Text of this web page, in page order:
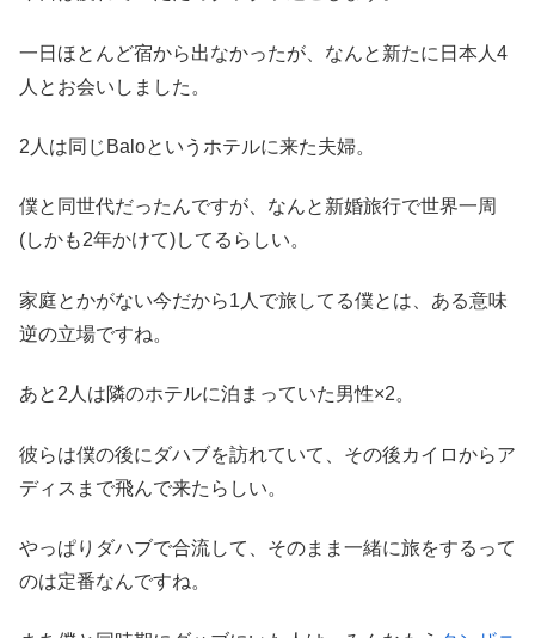
一日ほとんど宿から出なかったが、なんと新たに日本人4
人とお会いしました。
2人は同じBaloというホテルに来た夫婦。
僕と同世代だったんですが、なんと新婚旅行で世界一周
(しかも2年かけて)してるらしい。
家庭とかがない今だから1人で旅してる僕とは、ある意味
逆の立場ですね。
あと2人は隣のホテルに泊まっていた男性×2。
彼らは僕の後にダハブを訪れていて、その後カイロからア
ディスまで飛んで来たらしい。
やっぱりダハブで合流して、そのまま一緒に旅をするって
のは定番なんですね。